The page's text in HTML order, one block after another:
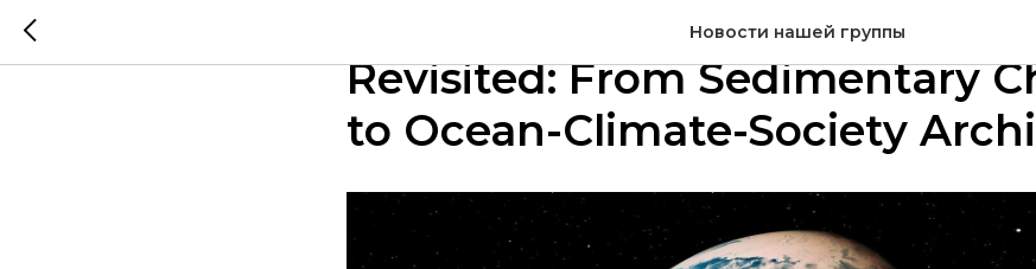
Новости нашей группы
Специальный выпуск
Revisited: From Sedimentary
to Ocean-Climate-Society